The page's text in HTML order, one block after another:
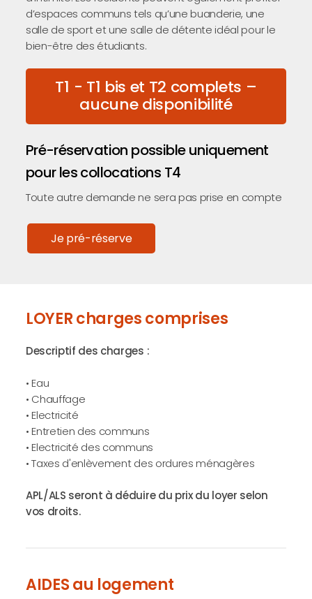
d’espaces communs tels qu’une buanderie, une
salle de sport et une salle de détente idéal pour le
bien-être des étudiants.
T1 - T1 bis et T2 complets –
aucune disponibilité
Pré-réservation possible uniquement
pour les collocations T4
Toute autre demande ne sera pas prise en compte
Je pré-réserve
LOYER charges comprises
Descriptif des charges :
• Eau
• Chauffage
• Electricité
• Entretien des communs
• Electricité des communs
• Taxes d'enlèvement des ordures ménagères
APL/ALS seront à déduire du prix du loyer selon
vos droits.
AIDES au logement